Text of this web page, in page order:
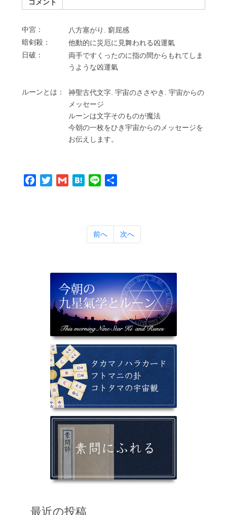
コメント
中宮：
⼋⽅塞がり. 窮屈感
暗剣殺：
他動的に災厄に⾒舞われる凶運氣
⽇破：
両⼿ですくったのに指の間からもれてしま
うような凶運氣
ルーンとは：
神聖古代⽂字. 宇宙のささやき. 宇宙からの
メッセージ
ルーンは⽂字そのものが魔法
今朝の⼀枚をひき宇宙からのメッセージを
お伝えします。
Facebook
TwitterGmail Hatena
Line
前へ 次へ
最近の投稿